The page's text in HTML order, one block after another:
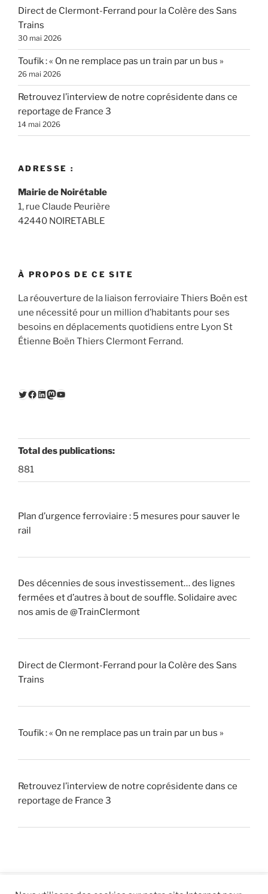
Direct de Clermont-Ferrand pour la Colère des Sans
Trains
30 mai 2026
Toufik : « On ne remplace pas un train par un bus »
26 mai 2026
Retrouvez l’interview de notre coprésidente dans ce
reportage de France 3
14 mai 2026
ADRESSE :
Mairie de Noirétable
1, rue Claude Peurière
42440 NOIRETABLE
À PROPOS DE CE SITE
La réouverture de la liaison ferroviaire Thiers Boën est
une nécessité pour un million d’habitants pour ses
besoins en déplacements quotidiens entre Lyon St
Étienne Boën Thiers Clermont Ferrand.
Twitter
Facebook
LinkedIn
Mastodon
YouTube
Total des publications:
881
Plan d’urgence ferroviaire : 5 mesures pour sauver le
rail
Des décennies de sous investissement… des lignes
fermées et d’autres à bout de souffle. Solidaire avec
nos amis de @TrainClermont
Direct de Clermont-Ferrand pour la Colère des Sans
Trains
Toufik : « On ne remplace pas un train par un bus »
Retrouvez l’interview de notre coprésidente dans ce
reportage de France 3